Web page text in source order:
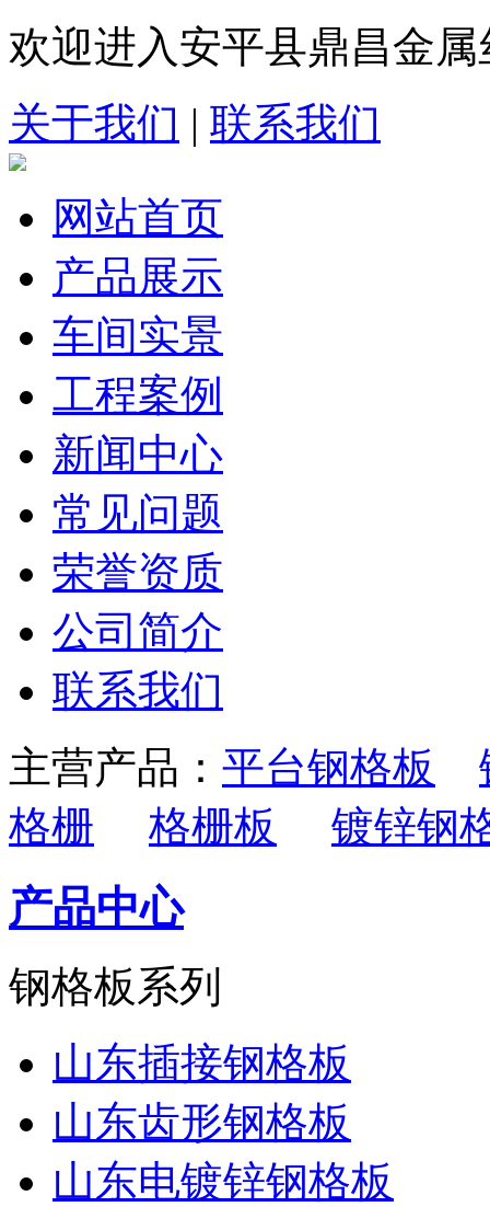
欢迎进入安平县鼎昌金
关于我们 | 联系我们
网站首页
产品展示
车间实景
工程案例
新闻中心
常见问题
荣誉资质
公司简介
联系我们
主营产品： 平台钢格板
格栅
格栅板 镀锌钢
产品中心
钢格板系列
山东插接钢格板
山东齿形钢格板
山东电镀锌钢格板